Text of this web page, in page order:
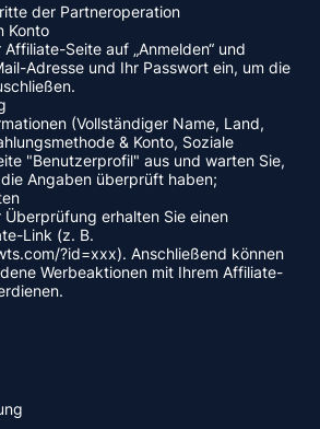
der Partneroperation
Konto
Seite auf „Anmelden“ und
Adresse und Ihr Passwort ein, um die
(Vollständiger Name, Land,
& Konto, Soziale
"Benutzerprofil" aus und warten Sie,
Angaben überprüft haben;
erhalten Sie einen
Link (z. B.
?id=xxx). Anschließend können
Werbeaktionen mit Ihrem Affiliate-